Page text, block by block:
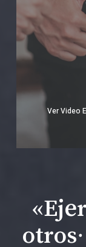
Ver Video